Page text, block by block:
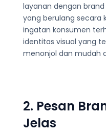
layanan dengan
yang berulang secara
ingatan konsumen
identitas visual yang
menonjol dan mudah
2. Pesan
Jelas